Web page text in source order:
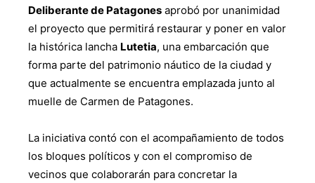
Deliberante de Patagones aprobó por unanimidad
el proyecto que permitirá restaurar y poner en valor
la histórica lancha Lutetia, una embarcación que
forma parte del patrimonio náutico de la ciudad y
que actualmente se encuentra emplazada junto al
muelle de Carmen de Patagones.
La iniciativa contó con el acompañamiento de todos
los bloques políticos y con el compromiso de
vecinos que colaborarán para concretar la